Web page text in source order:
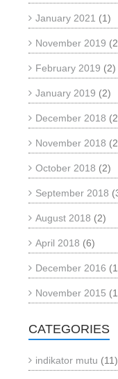
January 2021 (1)
November 2019
February 2019 (2)
January 2019 (2)
December 2018
November 2018
October 2018 (2)
September 2018
August 2018 (2)
April 2018 (6)
December 2016
November 2015
CATEGORIES
indikator mutu (11)